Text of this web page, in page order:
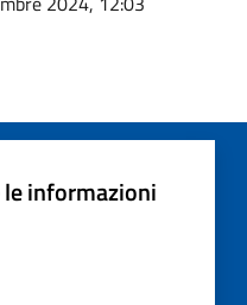
informazioni